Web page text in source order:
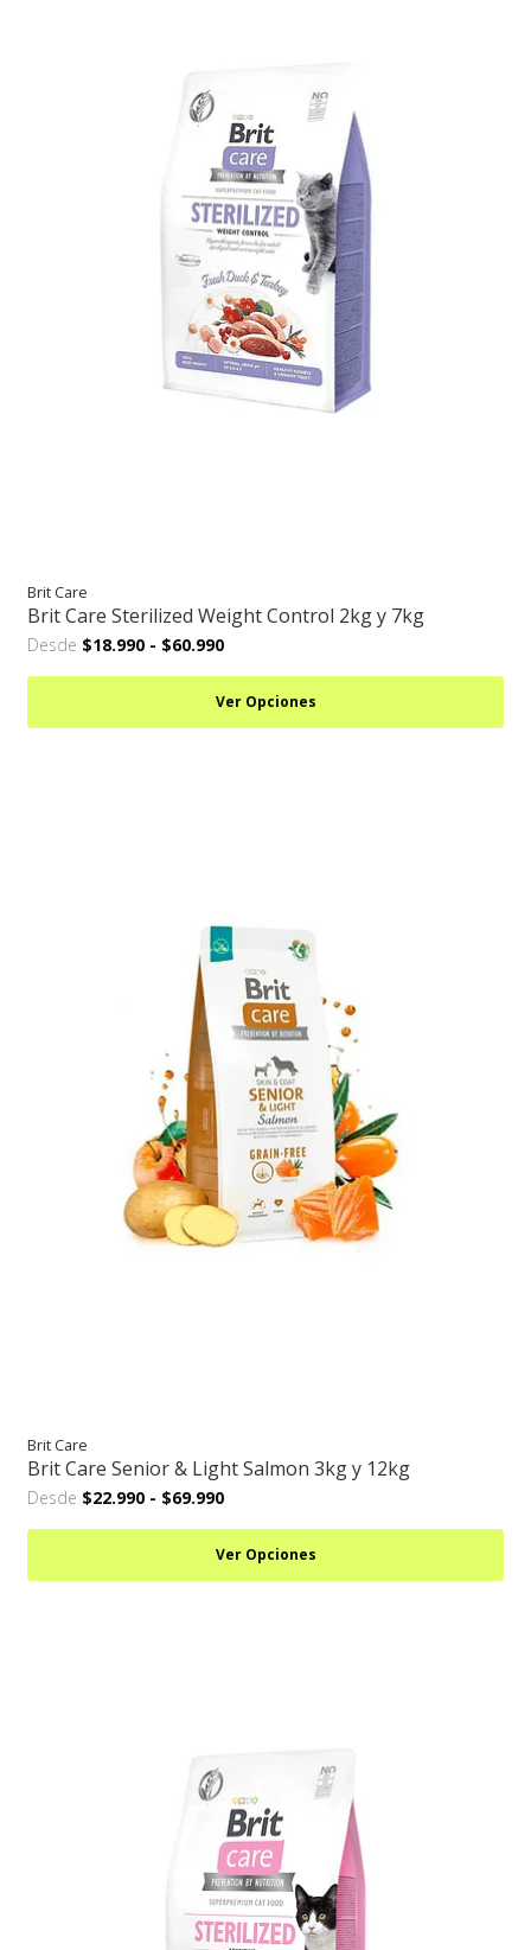
Brit Care
Brit Care Sterilized Weight Control 2kg y 7kg
Desde $18.990 - $60.990
Ver Opciones
Brit Care
Brit Care Senior & Light Salmon 3kg y 12kg
Desde $22.990 - $69.990
Ver Opciones